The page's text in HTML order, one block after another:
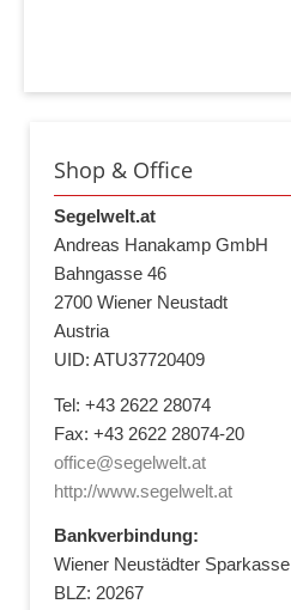
Shop & Office
Segelwelt.at
Andreas Hanakamp GmbH
Bahngasse 46
2700 Wiener Neustadt
Austria
UID: ATU37720409
Tel: +43 2622 28074
Fax: +43 2622 28074-20
office@segelwelt.at
http://www.segelwelt.at
Bankverbindung:
Wiener Neustädter Sparkasse
BLZ: 20267